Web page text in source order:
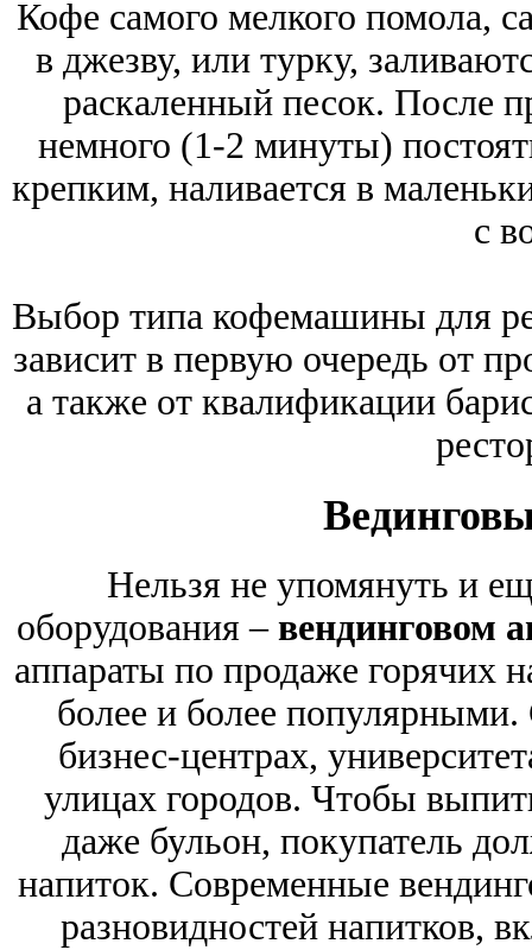
Кофе самого мелкого помола,
в джезву, или турку,
раскаленный песок. После
немного (1-2 минуты)
крепким, наливается в
с
Выбор типа кофемашины для
зависит в первую очередь от
а также от квалификации
Нельзя не упомянуть и
оборудования – вендинговом
аппараты по продаже горячих
более и более
бизнес-центрах,
улицах городов. Чтобы
даже бульон, покупатель
напиток. Современные
разновидностей напитков,